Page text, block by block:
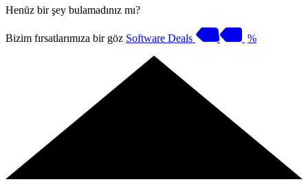
Henüz bir şey bulamadınız mı?
Bizim fırsatlarımıza bir göz Software Deals %